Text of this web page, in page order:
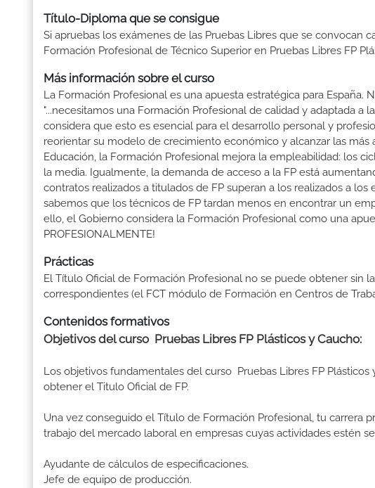
Título-Diploma que se consigue
Si apruebas los exámenes de las Pruebas Libres que se convocan
Formación Profesional de Técnico Superior en Pruebas Libres FP
Más información sobre el curso
La Formación Profesional es una apuesta estratégica para
"...necesitamos una Formación Profesional de calidad y adaptada a
considera que esto es esencial para el desarrollo personal y
reorientar su modelo de crecimiento económico y alcanzar las
Educación, la Formación Profesional mejora la empleabilidad: los
la media. Igualmente, la demanda de acceso a la FP está
contratos realizados a titulados de FP superan a los realizados a
sabemos que los técnicos de FP tardan menos en encontrar un
ello, el Gobierno considera la Formación Profesional como una
PROFESIONALMENTE!
Prácticas
El Título Oficial de Formación Profesional no se puede obtener sin
correspondientes (el FCT módulo de Formación en Centros de
Contenidos formativos
Objetivos del curso Pruebas Libres FP Plásticos y Caucho:
Los objetivos fundamentales del curso Pruebas Libres FP
obtener el Titulo Oficial de FP.
Una vez conseguido el Título de Formación Profesional, tu carrera
trabajo del mercado laboral en empresas cuyas actividades estén
Ayudante de cálculos de especificaciones.
Jefe de equipo de producción.